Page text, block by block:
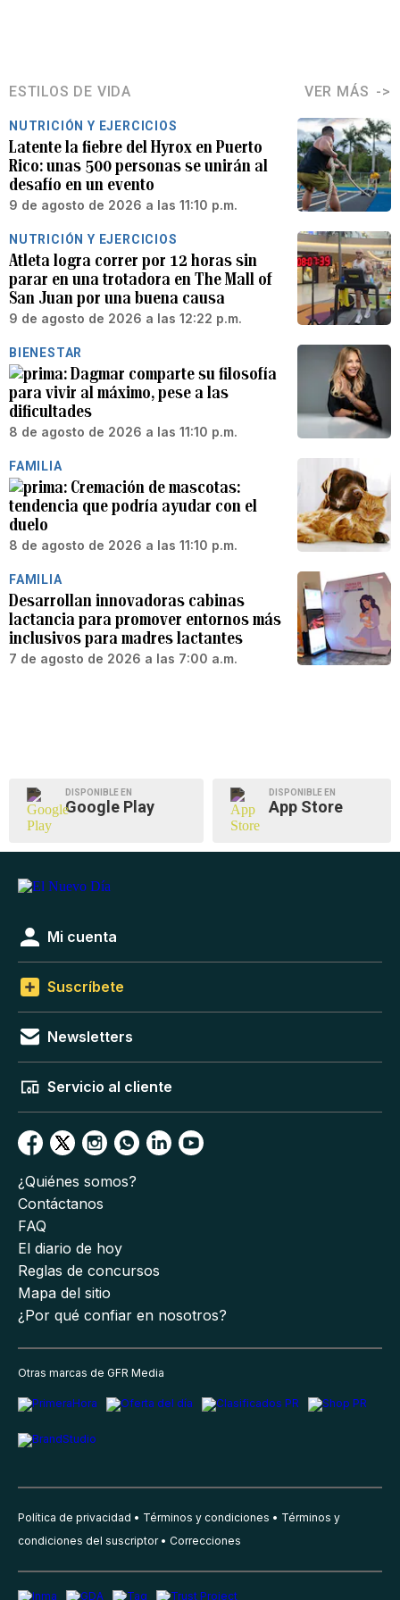
ESTILOS DE VIDA VER MÁS
NUTRICIÓN Y EJERCICIOS
Latente la fiebre del Hyrox en Puerto
Rico: unas 500 personas se unirán al
desafío en un evento
9 de agosto de 2026 a las 11:10 p.m.
NUTRICIÓN Y EJERCICIOS
Atleta logra correr por 12 horas sin
parar en una trotadora en The Mall of
San Juan por una buena causa
9 de agosto de 2026 a las 12:22 p.m.
BIENESTAR
Dagmar comparte su filosofía
para vivir al máximo, pese a las
dificultades
8 de agosto de 2026 a las 11:10 p.m.
FAMILIA
Cremación de mascotas:
tendencia que podría ayudar con el
duelo
8 de agosto de 2026 a las 11:10 p.m.
FAMILIA
Desarrollan innovadoras cabinas
lactancia para promover entornos más
inclusivos para madres lactantes
7 de agosto de 2026 a las 7:00 a.m.
DISPONIBLE EN
Google Play
DISPONIBLE EN
App Store
Mi cuenta
Suscríbete
Newsletters
Servicio al cliente
¿Quiénes somos?
Contáctanos
FAQ
El diario de hoy
Reglas de concursos
Mapa del sitio
¿Por qué confiar en nosotros?
Otras marcas de GFR Media
Política de privacidad Términos y condiciones
Términos y
condiciones del suscriptor
Correcciones